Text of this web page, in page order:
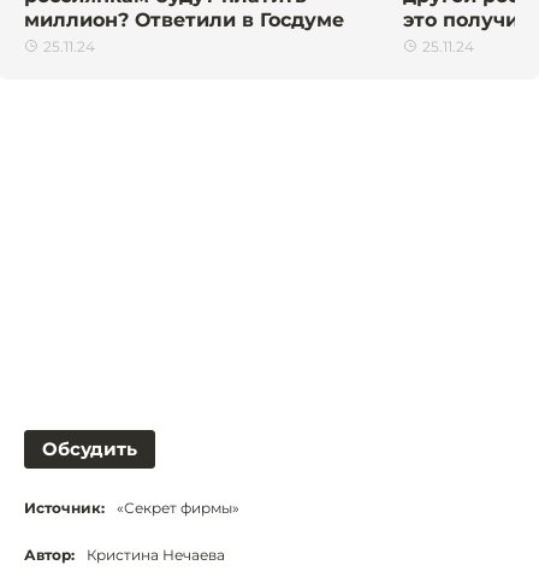
миллион? Ответили в Госдуме
25.11.24
это
25.11.24
Обсудить
Источник: «Секрет фирмы»
Автор: Кристина Нечаева